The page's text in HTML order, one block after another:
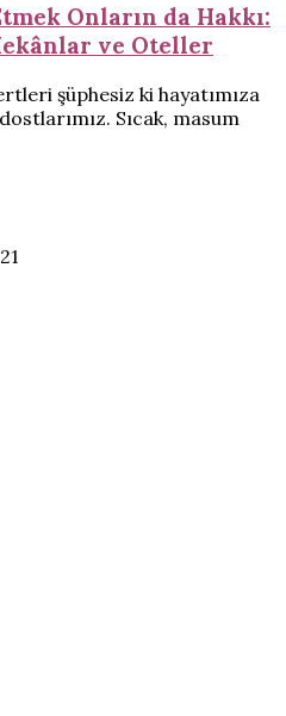
Onların da Hakkı:
ve Oteller
şüphesiz ki hayatımıza
Sıcak, masum